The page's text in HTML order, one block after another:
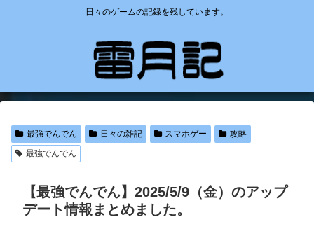
日々のゲームの記録を残しています。
最強でんでん 日々の雑記 スマホゲー
攻略
最強でんでん
【最強でんでん】2025/5/9（金）のアップ
デート情報まとめました。